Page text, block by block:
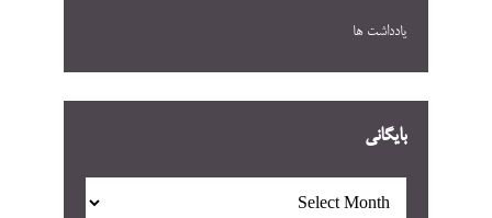
یادداشت ها
بایگانی